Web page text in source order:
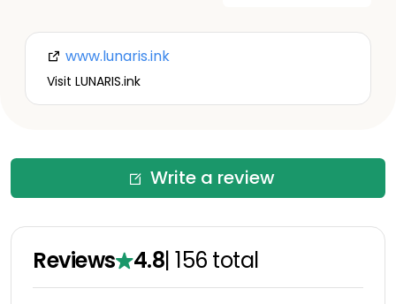
www.lunaris.ink
Visit LUNARIS.ink
Write a review
Reviews 4.8|156 total